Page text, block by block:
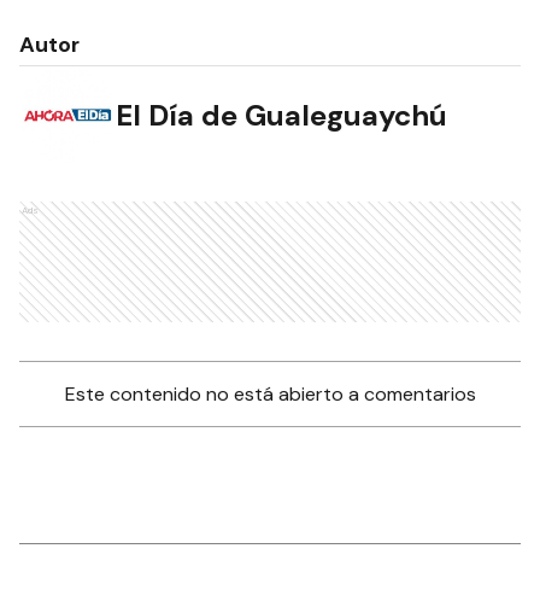
Autor
El Día de Gualeguaychú
Ads
Este contenido no está abierto a comentarios